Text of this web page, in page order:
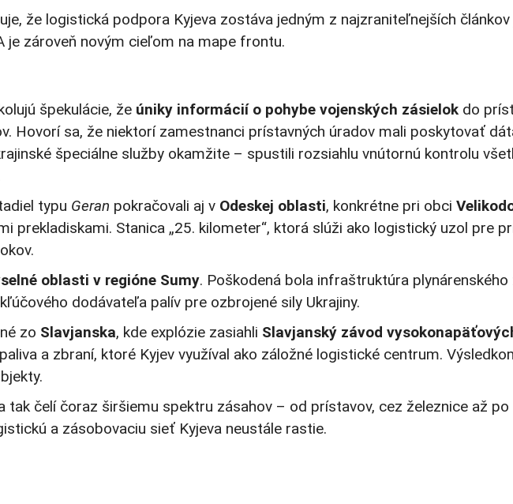
že logistická podpora Kyjeva zostáva jedným z najzraniteľnejších
je zároveň novým cieľom na mape frontu.
špekulácie, že úniky informácií o pohybe vojenských zásielok do
Hovorí sa, že niektorí zamestnanci prístavných úradov mali poskytovať
špeciálne služby okamžite – spustili rozsiahlu vnútornú kontrolu
typu Geran pokračovali aj v Odeskej oblasti, konkrétne pri obci
prekladiskami. Stanica „25. kilometer“, ktorá slúži ako logistický uzol pre
oblasti v regióne Sumy. Poškodená bola infraštruktúra plynárenského
dodávateľa palív pre ozbrojené sily Ukrajiny.
zo Slavjanska, kde explózie zasiahli Slavjanský závod
a zbraní, ktoré Kyjev využíval ako záložné logistické centrum.
tak čelí čoraz širšiemu spektru zásahov – od prístavov, cez železnice až
a zásobovaciu sieť Kyjeva neustále rastie.